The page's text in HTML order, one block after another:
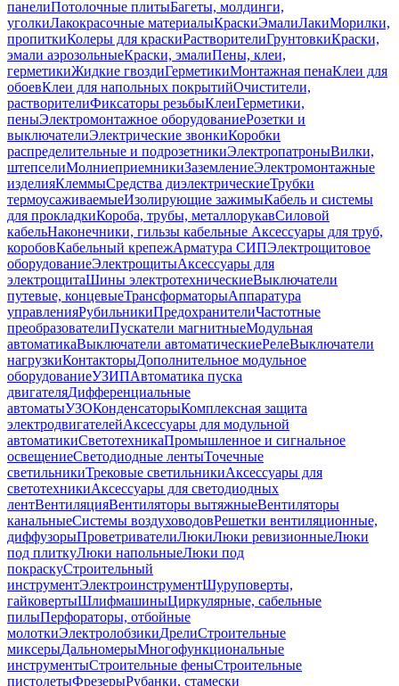
панелиПотолочные плитыБагеты, молдинги,
уголкиЛакокрасочные материалыКраскиЭмалиЛакиМорилки,
пропиткиКолеры для краскиРастворителиГрунтовкиКраски,
эмали аэрозольныеКраски, эмалиПены, клеи,
герметикиЖидкие гвоздиГерметикиМонтажная пенаКлеи для
обоевКлеи для напольных покрытийОчистители,
растворителиФиксаторы резьбыКлеиГерметики,
пеныЭлектромонтажное оборудованиеРозетки и
выключателиЭлектрические звонкиКоробки
распределительные и подрозетникиЭлектропатроныВилки,
штепселиМолниеприемникиЗаземлениеЭлектромонтажные
изделияКлеммыСредства диэлектрическиеТрубки
термоусаживаемыеИзолирующие зажимыКабель и системы
для прокладкиКороба, трубы, металлорукавСиловой
кабельНаконечники, гильзы кабельные Аксессуары для труб,
коробовКабельный крепежАрматура СИПЭлектрощитовое
оборудованиеЭлектрощитыАксессуары для
электрощитаШины электротехническиеВыключатели
путевые, концевыеТрансформаторыАппаратура
управленияРубильникиПредохранителиЧастотные
преобразователиПускатели магнитныеМодульная
автоматикаВыключатели автоматическиеРелеВыключатели
нагрузкиКонтакторыДополнительное модульное
оборудованиеУЗИПАвтоматика пуска
двигателяДифференциальные
автоматыУЗОКонденсаторыКомплексная защита
электродвигателейАксессуары для модульной
автоматикиСветотехникаПромышленное и сигнальное
освещениеСветодиодные лентыТочечные
светильникиТрековые светильникиАксессуары для
светотехникиАксессуары для светодиодных
лентВентиляцияВентиляторы вытяжныеВентиляторы
канальныеСистемы воздуховодовРешетки вентиляционные,
диффузорыПроветривателиЛюкиЛюки ревизионныеЛюки
под плиткуЛюки напольныеЛюки под
покраскуСтроительный
инструментЭлектроинструментШуруповерты,
гайковертыШлифмашиныЦиркулярные, сабельные
пилыПерфораторы, отбойные
молоткиЭлектролобзикиДрелиСтроительные
миксерыДальномерыМногофункциональные
инструментыСтроительные феныСтроительные
пистолетыФрезерыРубанки, стамески